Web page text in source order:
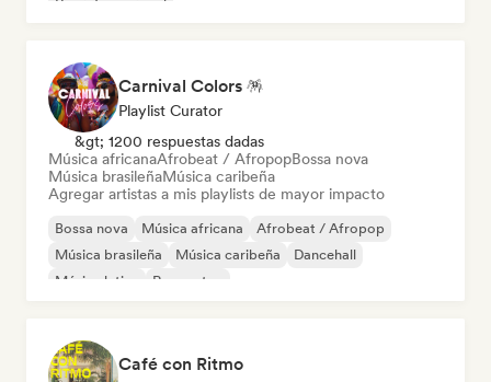
Carnival Colors 🪅
Playlist Curator
&gt; 1200 respuestas dadas
Música africanaAfrobeat / AfropopBossa nova
Música brasileñaMúsica caribeña
Agregar artistas a mis playlists de mayor impacto
Bossa nova Música africana
Afrobeat / Afropop
Música brasileña
Música caribeña
Dancehall
Música latina
Reggaeton
Café con Ritmo